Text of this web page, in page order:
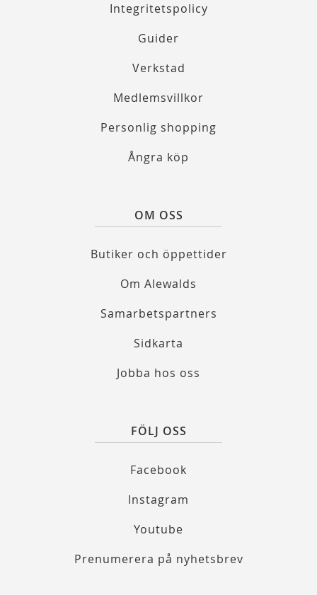
Integritetspolicy
Guider
Verkstad
Medlemsvillkor
Personlig shopping
Ångra köp
OM OSS
Butiker och öppettider
Om Alewalds
Samarbetspartners
Sidkarta
Jobba hos oss
FÖLJ OSS
Facebook
Instagram
Youtube
Prenumerera på nyhetsbrev